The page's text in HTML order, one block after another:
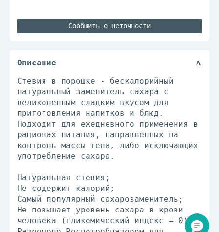
Сообщить о неточности
Описание
Стевия в порошке - бескалорийный
натуральный заменитель сахара с
великолепным сладким вкусом для
приготовления напитков и блюд.
Подходит для ежедневного применения в
рационах питания, направленных на
контроль массы тела, либо исключающих
употребление сахара.
Натуральная стевия;
Не содержит калорий;
Самый популярный сахарозаменитель;
Не повышает уровень сахара в крови
человека (гликемический индекс = 0).